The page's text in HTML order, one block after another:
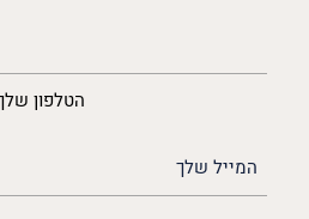
הטלפון שלך